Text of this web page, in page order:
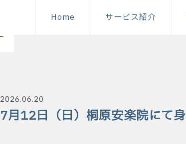
Home サービス紹介
2026.06.20
7月12日（日）桐原安楽院にて